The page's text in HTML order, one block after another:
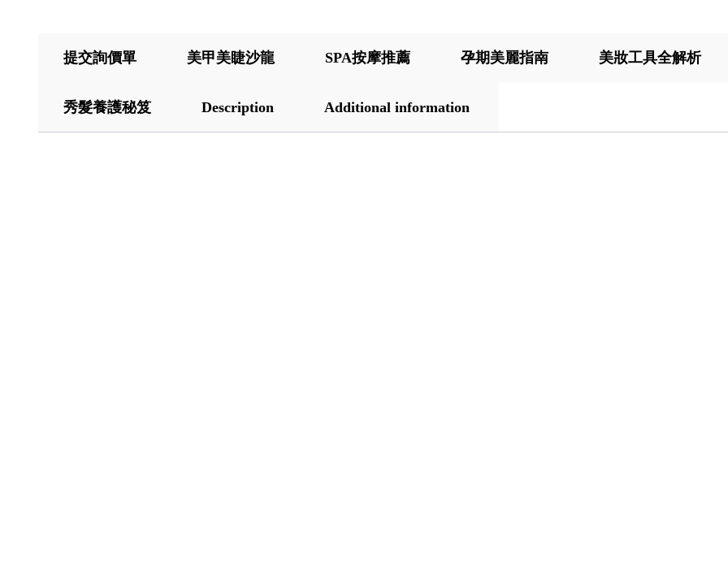
提交詢價單 美甲美睫沙龍 SPA按摩推薦 孕期美麗指南 美妝工具全解析
秀髮養護秘笈 Description Additional information